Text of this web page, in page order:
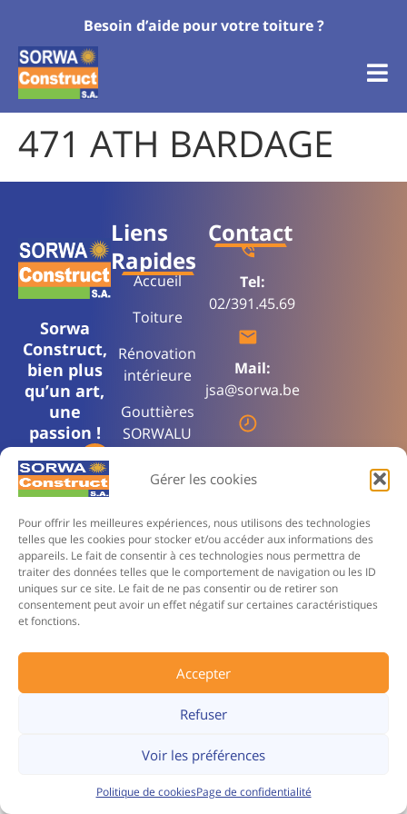
Gérer les cookies
Pour offrir les meilleures expériences, nous utilisons des technologies
telles que les cookies pour stocker et/ou accéder aux informations des
appareils. Le fait de consentir à ces technologies nous permettra de
traiter des données telles que le comportement de navigation ou les ID
uniques sur ce site. Le fait de ne pas consentir ou de retirer son
consentement peut avoir un effet négatif sur certaines caractéristiques
et fonctions.
Accepter
Refuser
Voir les préférences
Politique de cookiesPage de confidentialité
Besoin d’aide pour votre toiture ?
471 ATH BARDAGE
Sorwa
Construct,
bien plus
qu’un art,
une
passion !
Liens
Rapides
Accueil
Toiture
Rénovation
intérieure
Gouttières
SORWALU
Nos
A Propos
Contact
Contact
Tel:
02/391.45.69
Mail:
jsa@sorwa.be
9:00 - 18:00
Adresse:
Av. Léon Champagne 2, 1480 Tubize
TVA:
© 2025 SORWA SA. Tous droits réservés.
Mentions Légales Politques des cookies